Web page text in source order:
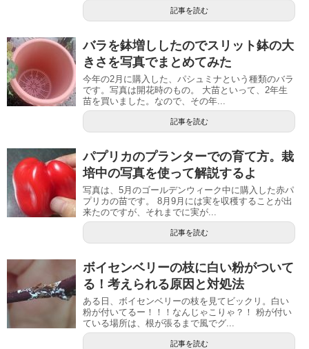
記事を読む
バラを鉢増ししたのでスリット鉢の大
きさを写真でまとめてみた
今年の2月に購入した、パシュミナという種類のバラ
です。写真は開花時のもの。 大苗といって、2年生
苗を買いました。なので、その年...
記事を読む
パプリカのプランターでの育て方。栽
培中の写真を使って解説するよ
写真は、5月のゴールデンウィーク中に購入した赤パ
プリカの苗です。 8月9月には実を収穫することが出
来たのですが、それまでに実が...
記事を読む
ボイセンベリーの枝に白い粉がついて
る！考えられる原因と対処法
ある日、ボイセンベリーの枝を見てビックリ。白い
粉が付いてるー！！！なんじゃこりゃ？！ 粉が付い
ている場所は、根が張るまで風でグ...
記事を読む